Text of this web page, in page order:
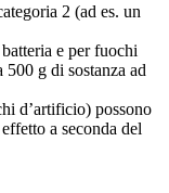
2 (ad es. un
e per fuochi
g di sostanza ad
d’artificio) possono
a seconda del